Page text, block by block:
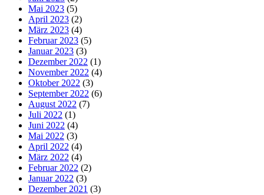
Mai 2023 (5)
April 2023 (2)
März 2023 (4)
Februar 2023 (5)
Januar 2023 (3)
Dezember 2022 (1)
November 2022 (4)
Oktober 2022 (3)
September 2022 (6)
August 2022 (7)
Juli 2022 (1)
Juni 2022 (4)
Mai 2022 (3)
April 2022 (4)
März 2022 (4)
Februar 2022 (2)
Januar 2022 (3)
Dezember 2021 (3)